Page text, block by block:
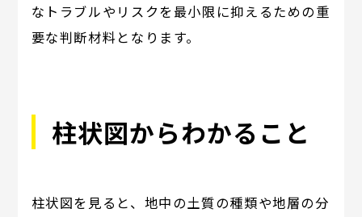
なトラブルやリスクを最小限に抑えるための重
要な判断材料となります。
柱状図からわかること
柱状図を見ると、地中の土質の種類や地層の分